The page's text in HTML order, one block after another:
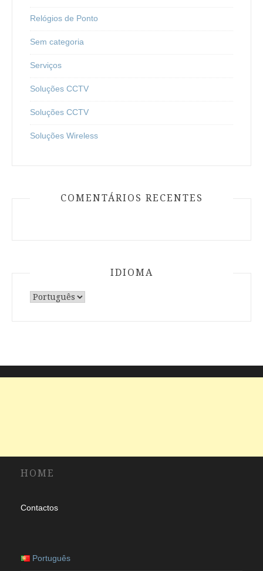
Relógios de Ponto
Sem categoria
Serviços
Soluções CCTV
Soluções CCTV
Soluções Wireless
COMENTÁRIOS RECENTES
IDIOMA
Escolha
HOME
Contactos
Português